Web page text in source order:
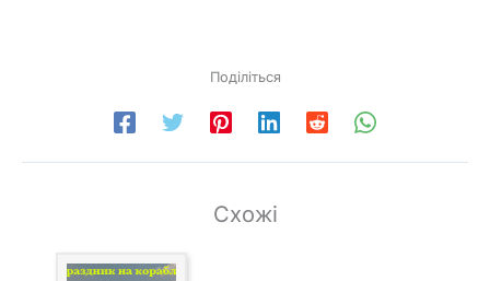
Поділіться
Схожі